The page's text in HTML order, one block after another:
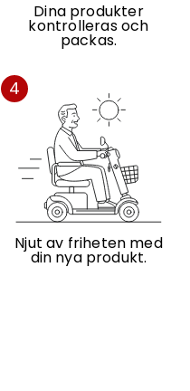
Dina produkter
kontrolleras och
packas.
4
Njut av friheten med
din nya produkt.